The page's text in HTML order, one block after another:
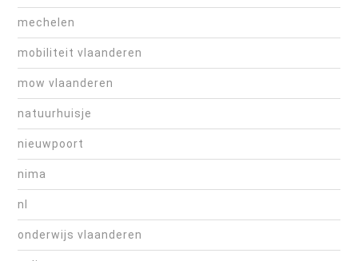
mechelen
mobiliteit vlaanderen
mow vlaanderen
natuurhuisje
nieuwpoort
nima
nl
onderwijs vlaanderen